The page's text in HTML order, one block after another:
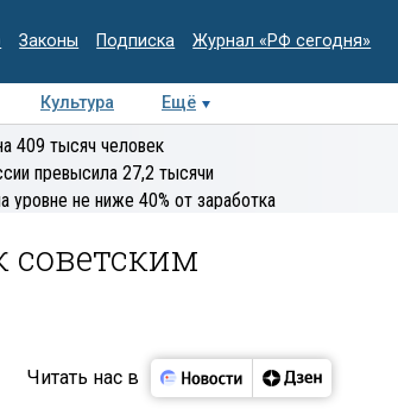
Законы Подписка Журнал «РФ сегодня»
Культура Ещё
Колумнисты
409 тысяч человек
превысила 27,2 тысячи
уровне не ниже 40% от заработка
Читать нас в